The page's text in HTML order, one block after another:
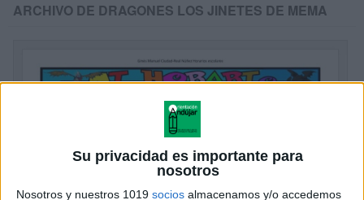
Su privacidad es importante para
nosotros
Nosotros y nuestros 1019 socios almacenamos y/o accedemos
ARCHIVO DE DRAGONES LOS JINETES DE MEMA